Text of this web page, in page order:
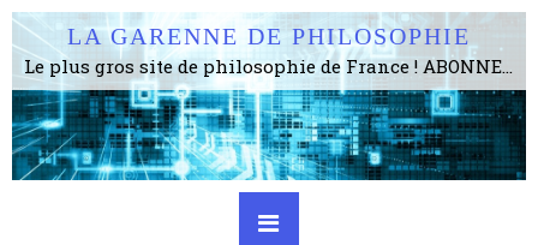
LA GARENNE DE PHILOSOPHIE
Le plus gros site de philosophie de France ! ABONNEZ-VOUS ! 4115 Articles, 1634 abonné·e·s, depuis 2006 . . . . . . . . 2 852 214 pages vues jusqu'à présent. Prestance et être apte à un plus grand nombre de choses.